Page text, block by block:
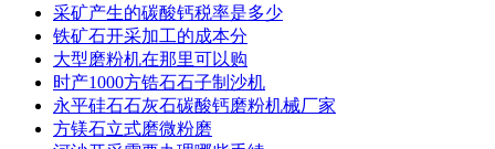
采矿产生的碳酸钙税率是多少
铁矿石开采加工的成本分
大型磨粉机在那里可以购
时产1000方锆石石子制沙机
永平硅石石灰石碳酸钙磨粉机械厂家
方镁石立式磨微粉磨